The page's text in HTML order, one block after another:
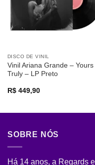
DISCO DE VINIL
Vinil Ariana Grande – Yours
Truly – LP Preto
R$449,90
SOBRE NÓS
Há 14 anos, a Regards